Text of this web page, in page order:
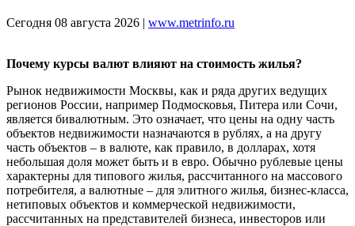
Сегодня 08 августа 2026 | www.metrinfo.ru
Почему курсы валют влияют на стоимость жилья?
Рынок недвижимости Москвы, как и ряда других ведущих
регионов России, например Подмосковья, Питера или Сочи,
является бивалютным. Это означает, что цены на одну часть
объектов недвижимости назначаются в рублях, а на другу
часть объектов – в валюте, как правило, в долларах, хотя
небольшая доля может быть и в евро. Обычно рублевые цены
характерны для типового жилья, рассчитанного на массового
потребителя, а валютные – для элитного жилья, бизнес-класса,
нетиповых объектов и коммерческой недвижимости,
рассчитанных на представителей бизнеса, инвесторов или